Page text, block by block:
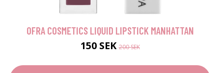
OFRA COSMETICS LIQUID LIPSTICK MANHATTAN
150 SEK200 SEK